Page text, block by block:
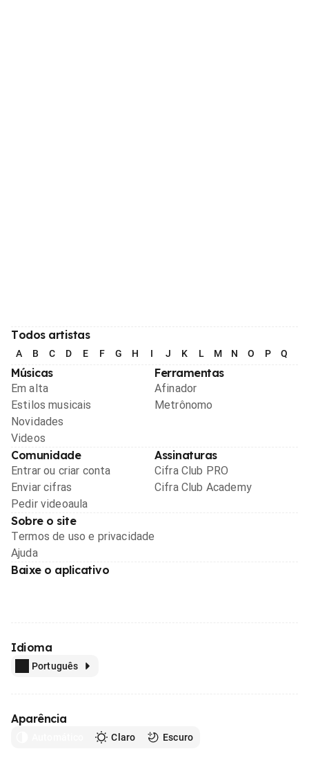
Todos artistas
A B C D E F G H I J K L M N O P Q
Músicas
Em alta
Estilos musicais
Novidades
Videos
Ferramentas
Afinador
Metrônomo
Comunidade
Entrar ou criar conta
Enviar cifras
Pedir videoaula
Assinaturas
Cifra Club PRO
Cifra Club Academy
Sobre o site
Termos de uso e privacidade
Ajuda
Baixe o aplicativo
Idioma
Português
Aparência
Claro Escuro